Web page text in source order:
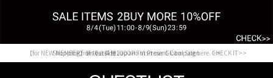
Shopping from outside Japan? Visit our Global Site here. >>
【for NEW MEMBER】新規会員様1000Point Present Campaign CHECK IT>>